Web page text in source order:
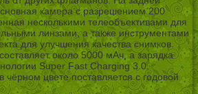
камера с разрешением 200
несколькими телеобъективами для
линзами, а также инструментами
для улучшения качества снимков.
около 5000 мАч, а зарядка
Super Fast Charging 3.0.
цвете поставляется с годовой